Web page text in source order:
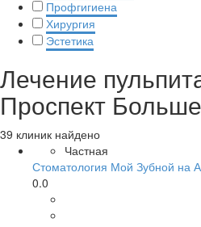
Профгигиена
Хирургия
Эстетика
Лечение
Проспект
39 клиник найдено
Частная
Стоматология Мой Зубной на
0.0